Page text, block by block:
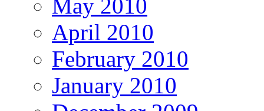
May 2010
April 2010
February 2010
January 2010